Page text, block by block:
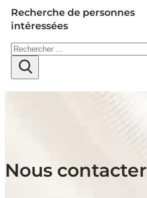
Recherche de personnes
intéressées
Rechercher
Nous contacter